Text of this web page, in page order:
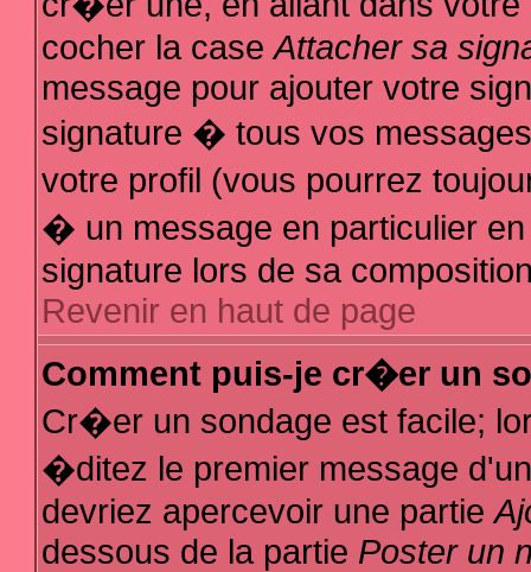
cocher la caseAttacher sa
message pour ajouter votre
signature � tous vos
votre profil (vous pourrez
� un message en particulier
signature lors de sa
Revenir en haut de page
Comment puis-je cr�er un
Cr�er un sondage est facile;
�ditez le premier message
devriez apercevoir une partie
dessous de la partie Poster un